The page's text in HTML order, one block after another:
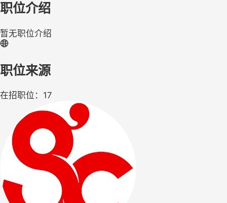
职位介绍
暂无职位介绍
职位来源
在招职位：17